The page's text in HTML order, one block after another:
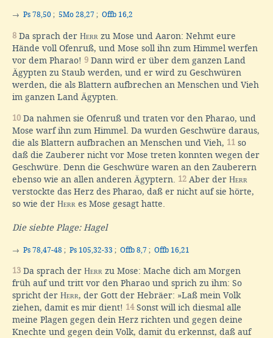
→ Ps 78,50 ; 5Mo 28,27 ; Offb 16,2
8 Da sprach der Herr zu Mose und Aaron: Nehmt eure
Hände voll Ofenruß, und Mose soll ihn zum Himmel werfen
vor dem Pharao! 9 Dann wird er über dem ganzen Land
Ägypten zu Staub werden, und er wird zu Geschwüren
werden, die als Blattern aufbrechen an Menschen und Vieh
im ganzen Land Ägypten.
10 Da nahmen sie Ofenruß und traten vor den Pharao, und
Mose warf ihn zum Himmel. Da wurden Geschwüre daraus,
die als Blattern aufbrachen an Menschen und Vieh, 11 so
daß die Zauberer nicht vor Mose treten konnten wegen der
Geschwüre. Denn die Geschwüre waren an den Zauberern
ebenso wie an allen anderen Ägyptern. 12 Aber der Herr
verstockte das Herz des Pharao, daß er nicht auf sie hörte,
so wie der Herr es Mose gesagt hatte.
Die siebte Plage: Hagel
→ Ps 78,47-48 ; Ps 105,32-33 ; Offb 8,7 ; Offb 16,21
13 Da sprach der Herr zu Mose: Mache dich am Morgen
früh auf und tritt vor den Pharao und sprich zu ihm: So
spricht der Herr, der Gott der Hebräer: »Laß mein Volk
ziehen, damit es mir dient! 14Sonst will ich diesmal alle
meine Plagen gegen dein Herz richten und gegen deine
Knechte und gegen dein Volk, damit du erkennst, daß auf